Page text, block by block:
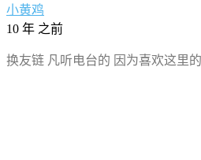
小黄鸡
10 年 之前
换友链 凡听电台的 因为喜欢这里